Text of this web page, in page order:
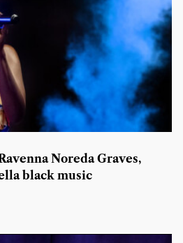
Noreda Graves,
black music